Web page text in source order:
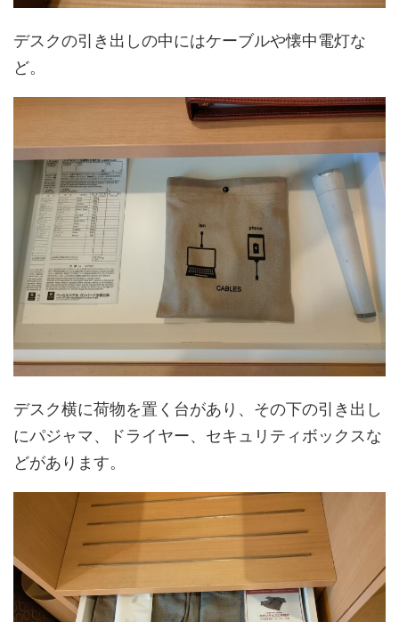
デスクの引き出しの中にはケーブルや懐中電灯な
ど。
デスク横に荷物を置く台があり、その下の引き出し
にパジャマ、ドライヤー、セキュリティボックスな
どがあります。